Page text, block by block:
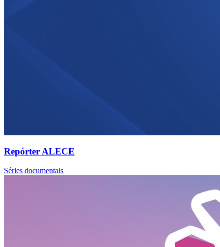
Repórter ALECE
Séries documentais